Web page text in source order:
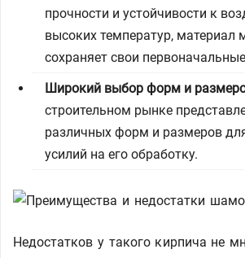
прочности и устойчивости к
высоких температур, материал
сохраняет свои
Широкий выбор форм и
строительном рынке
различных форм и размеров
усилий на его обработку.
Недостатков у такого кирпича не